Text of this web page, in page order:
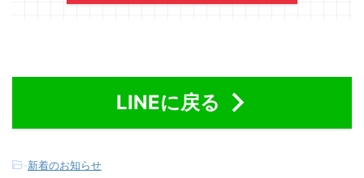
LINEに戻る
-新着のお知らせ